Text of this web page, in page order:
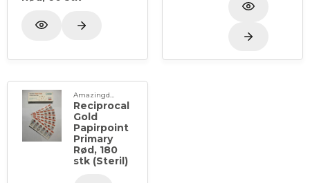
Amazingdent
Reciprocal
Gold
Papirpoint
Primary
Rød, 180
stk (Steril)